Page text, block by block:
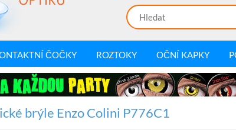
ČOČKY ROZTOKY OČNÍ KAPKY
brýle Enzo Colini P776C1